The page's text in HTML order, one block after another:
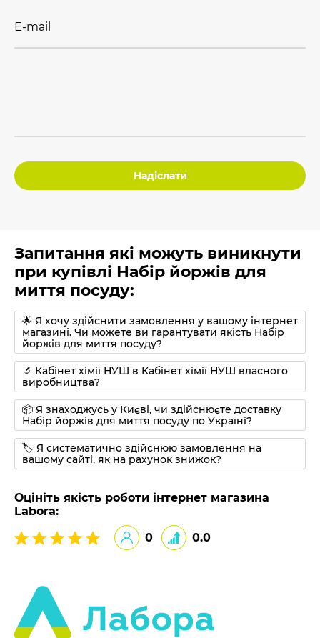
E-mail
Надіслати
Запитання які можуть виникнути
при купівлі Набір йоржів для
миття посуду:
🌟 Я хочу здійснити замовлення у вашому інтернет
магазині. Чи можете ви гарантувати якість Набір
йоржів для миття посуду?
🔬 Кабінет хімії НУШ в Кабінет хімії НУШ власного
виробництва?
📦 Я знаходжусь у Києві, чи здійснюєте доставку
Набір йоржів для миття посуду по Україні?
🏷 Я систематично здійснюю замовлення на
вашому сайті, як на рахунок знижок?
Оцініть якість роботи інтернет магазина
Labora:
0
0.0